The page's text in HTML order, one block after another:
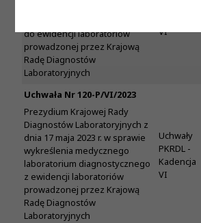
do ewidencji laboratoriów
prowadzonej przez Krajową
Radę Diagnostów
Laboratoryjnych
VI
Uchwała Nr 120-P/VI/2023
Prezydium Krajowej Rady
Diagnostów Laboratoryjnych z
dnia 17 maja 2023 r. w sprawie
wykreślenia medycznego
laboratorium diagnostycznego
z ewidencji laboratoriów
prowadzonej przez Krajową
Radę Diagnostów
Laboratoryjnych
Uchwały
PKRDL -
Kadencja
VI